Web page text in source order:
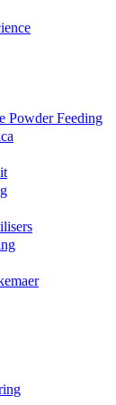
Powder Feeding